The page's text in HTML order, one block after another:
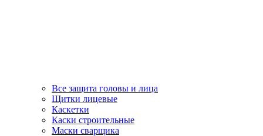
Все защита головы и лица
Щитки лицевые
Каскетки
Каски строительные
Маски сварщика